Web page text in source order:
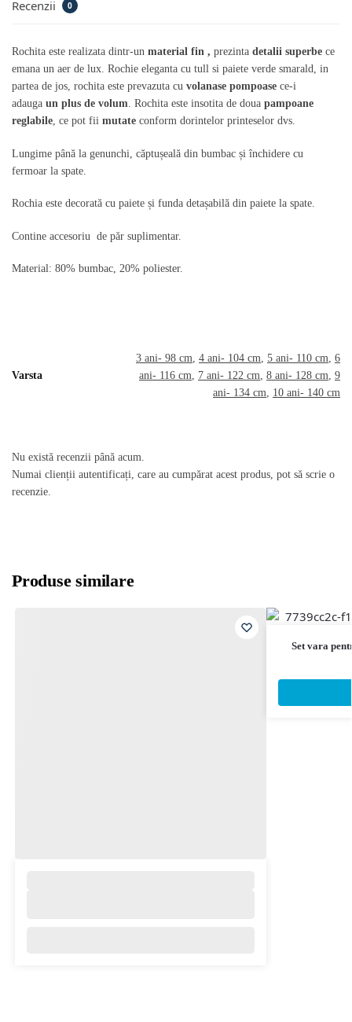
Recenzii 0
Rochita este realizata dintr-un material fin , prezinta detalii superbe ce
emana un aer de lux. Rochie eleganta cu tull si paiete verde smarald, in
partea de jos, rochita este prevazuta cu volanase pompoase ce-i
adauga un plus de volum. Rochita este insotita de doua pampoane
reglabile, ce pot fii mutate conform dorintelor printeselor dvs.
Lungime până la genunchi, căptușeală din bumbac și închidere cu
fermoar la spate.
Rochia este decorată cu paiete și funda detașabilă din paiete la spate.
Contine accesoriu de păr suplimentar.
Material: 80% bumbac, 20% poliester.
Varsta
3 ani- 98 cm 4 ani- 104 cm 5 ani- 110 cm 6
ani- 116 cm
7 ani- 122 cm 8 ani- 128 cm 9
ani- 134 cm
10 ani- 140 cm
Nu există recenzii până acum.
Numai clienții autentificați, care au cumpărat acest produs, pot să scrie o
recenzie.
Produse similare
Set vara